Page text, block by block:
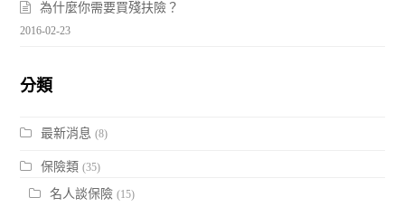
為什麼你需要買殘扶險？
2016-02-23
分類
最新消息 (8)
保險類 (35)
名人談保險 (15)